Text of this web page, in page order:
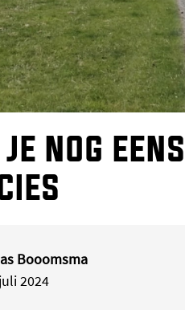
je nog
Booomsma
2024